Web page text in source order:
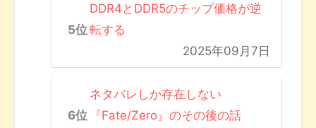
DDR4とDDR5のチップ価格が逆
転する
2025年09月7日
ネタバレしか存在しない
『Fate/Zero』のその後の話